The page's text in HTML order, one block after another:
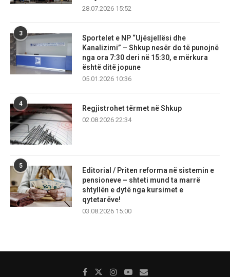
28.07.2026 15:52
3
Sportelet e NP “Ujësjellësi dhe
Kanalizimi” – Shkup nesër do të punojnë
nga ora 7:30 deri në 15:30, e mërkura
është ditë jopune
05.01.2026 10:36
4
Regjistrohet tërmet në Shkup
02.08.2026 22:34
5
Editorial / Priten reforma në sistemin e
pensioneve – shteti mund ta marrë
shtyllën e dytë nga kursimet e
qytetarëve!
03.08.2026 15:00